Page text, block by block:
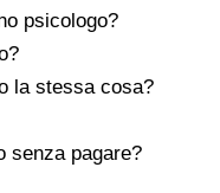
psicologo?
la stessa cosa?
senza pagare?